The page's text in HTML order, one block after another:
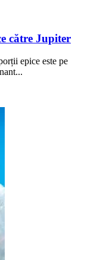
către Jupiter
epice este pe